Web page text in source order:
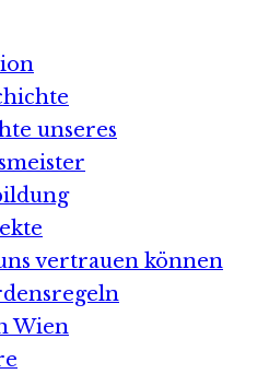
unseres
vertrauen können
Wien